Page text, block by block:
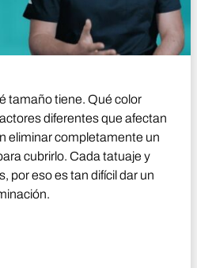
tamaño tiene. Qué color
diferentes que afectan
eliminar completamente un
cubrirlo. Cada tatuaje y
por eso es tan difícil dar un